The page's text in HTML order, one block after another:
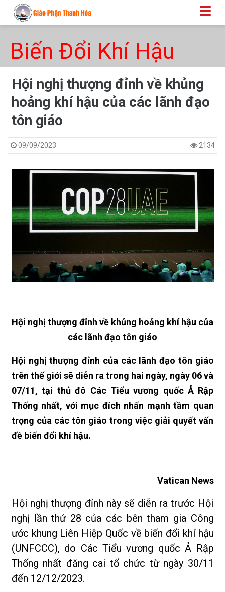
Biến Đổi Khí Hậu
Hội nghị thượng đỉnh về khủng
hoảng khí hậu của các lãnh đạo
tôn giáo
09/09/2023 2134
Hội nghị thượng đỉnh về khủng hoảng khí hậu của
các lãnh đạo tôn giáo
Hội nghị thượng đỉnh của các lãnh đạo tôn giáo
trên thế giới sẽ diễn ra trong hai ngày, ngày 06 và
07/11, tại thủ đô Các Tiểu vương quốc Ả Rập
Thống nhất, với mục đích nhấn mạnh tầm quan
trọng của các tôn giáo trong việc giải quyết vấn
đề biến đổi khí hậu.
Vatican News
Hội nghị thượng đỉnh này sẽ diễn ra trước Hội
nghị lần thứ 28 của các bên tham gia Công
ước khung Liên Hiệp Quốc về biến đổi khí hậu
(UNFCCC), do Các Tiểu vương quốc Ả Rập
Thống nhất đăng cai tổ chức từ ngày 30/11
đến 12/12/2023.